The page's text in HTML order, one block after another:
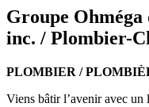
Groupe
inc. / Plombier-
PLOMBIER /
Viens bâtir l’avenir avec un